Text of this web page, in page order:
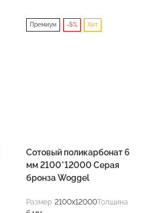
Премиум -5% Хит
Сотовый поликарбонат 6
мм 2100*12000 Серая
бронза Woggel
Размер 2100x12000Толщина